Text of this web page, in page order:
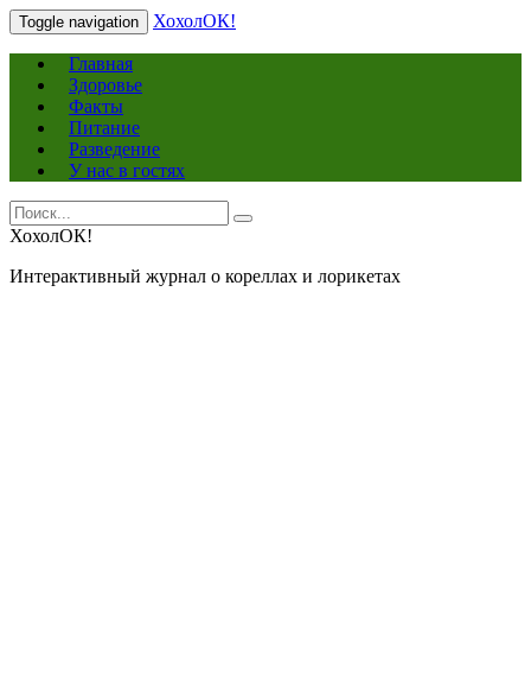
Toggle navigation ХохолОК!
Главная
Здоровье
Факты
Питание
Разведение
У нас в гостях
Search
for:
Search
ХохолОК!
Интерактивный журнал о кореллах и лорикетах